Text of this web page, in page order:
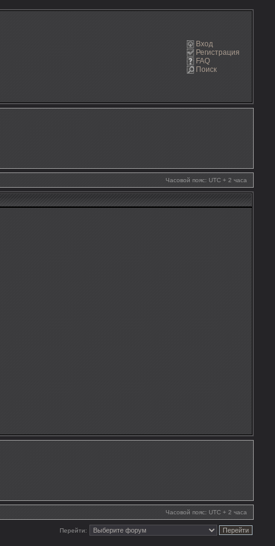
Вход
Регистрация
FAQ
Поиск
Часовой пояс: UTC + 2 часа
Часовой пояс: UTC + 2 часа
Перейти: